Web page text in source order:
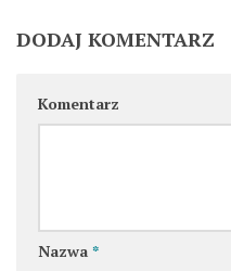
DODAJ KOMENTARZ
Komentarz
Nazwa *